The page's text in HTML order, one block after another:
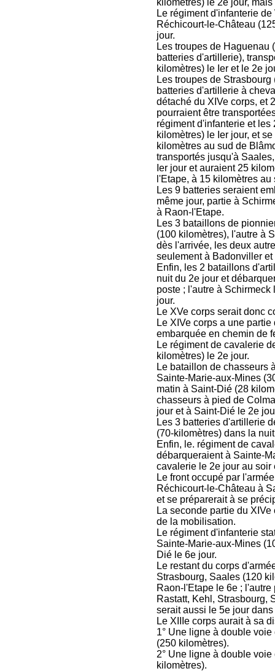
Le régiment d'infanterie
Réchicourt-le-Château
jour.
Les troupes de Haguenau
batteries d'artillerie),
kilomètres) le Ier et le 2e
Les troupes de
batteries d'artillerie à
détaché du XIVe corps, et
pourraient être
régiment d'infanterie et
kilomètres) le Ier jour, et
kilomètres au sud de
transportés jusqu'à
Ier jour et auraient 25
l'Etape, à 15 kilomètres
Les 9 batteries seraient
même jour, partie à
à Raon-l'Etape.
Les 3 bataillons de
(100 kilomètres), l'autre à
dès l'arrivée, les deux
seulement à Badonviller
Enfin, les 2 bataillons
nuit du 2e jour et
poste ; l'autre à
jour.
Le XVe corps serait donc
Le XIVe corps a une
embarquée en chemin de
Le régiment de cavalerie
kilomètres) le 2e jour.
Le bataillon de chasseurs
Sainte-Marie-aux-Mines
matin à Saint-Dié (28
chasseurs à pied de
jour et à Saint-Dié le 2e
Les 3 batteries d'artillerie
(70-kilomètres) dans la
Enfin, le. régiment de
débarqueraient à Sainte-
cavalerie le 2e jour au soir
Le front occupé par
Réchicourt-le-Château à
et se préparerait à se
La seconde partie du
de la mobilisation.
Le régiment d'infanterie
Sainte-Marie-aux-Mines
Dié le 6e jour.
Le restant du corps
Strasbourg, Saales (120
Raon-l'Etape le 6e ;
Rastatt, Kehl, Strasbourg,
serait aussi le 5e jour
Le XIIIe corps aurait à sa
1° Une ligne à double
(250 kilomètres).
2° Une ligne à double
kilomètres).